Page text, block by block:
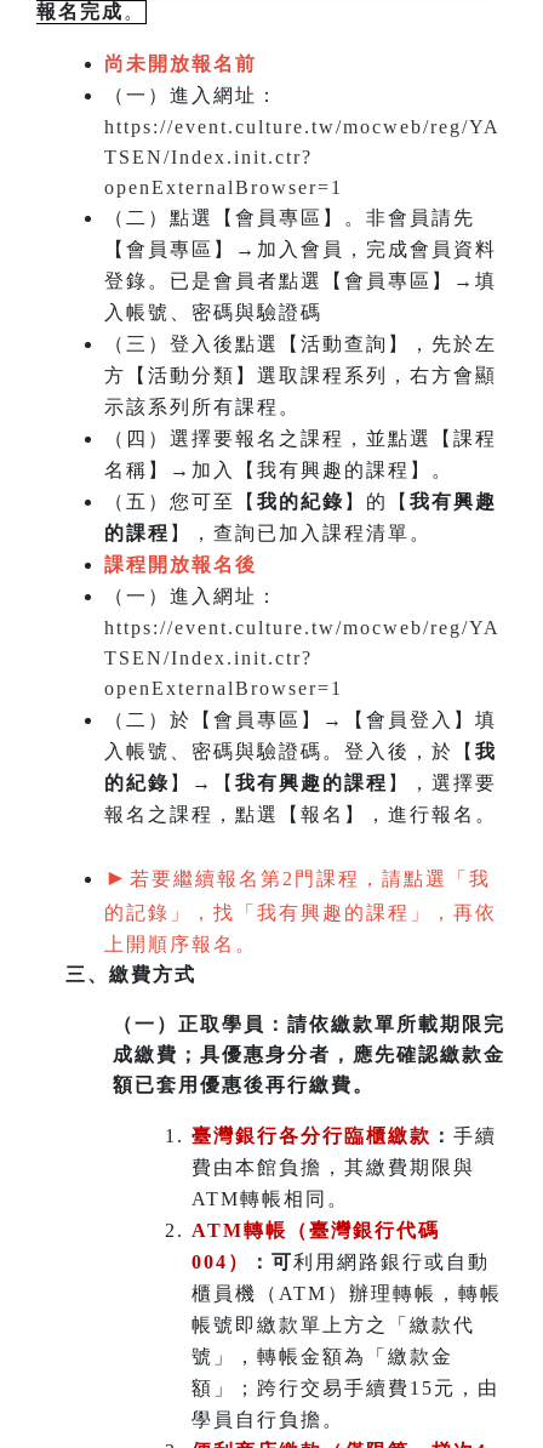
報名完成。
尚未開放報名前
（一）進入網址：
https://event.culture.tw/mocweb/reg/YA
TSEN/Index.init.ctr?
openExternalBrowser=1
（二）點選【會員專區】。非會員請先
【會員專區】→加入會員，完成會員資料
登錄。已是會員者點選【會員專區】→填
入帳號、密碼與驗證碼
（三）登入後點選【活動查詢】，先於左
方【活動分類】選取課程系列，右方會顯
示該系列所有課程。
（四）選擇要報名之課程，並點選【課程
名稱】→加入【我有興趣的課程】。
（五）您可至【 我的紀錄 】的【 我有興趣
的課程 】，查詢已加入課程清單。
課程開放報名後
（一） 進入網址：
https://event.culture.tw/mocweb/reg/YA
TSEN/Index.init.ctr?
openExternalBrowser=1
（二）於【會員專區】→【會員登入】填
入帳號、密碼與驗證碼。登入後，於【 我
的紀錄 】→【 我有興趣的課程 】，選擇要
報名之課程，點選【報名】，進行報名。
► 若要繼續報名第2門課程，請點選「我
的記錄」，找「我有興趣的課程」，再依
上開順序報名。
三、繳費方式
（一） 正取學員：請依繳款單所載期限完
成繳費；具優惠身分者，應先確認繳款金
額已套用優惠後再行繳費。
臺灣銀行各分行臨櫃繳款 ： 手續
費由本館負擔，其繳費期限與
ATM轉帳相同。
ATM轉帳（臺灣銀行代碼
004）
：可利用網路銀行或自動
櫃員機（ATM）辦理轉帳，轉帳
帳號即繳款單上方之「繳款代
號」，轉帳金額為「繳款金
額」；跨行交易手續費15元，由
學員自行負擔。